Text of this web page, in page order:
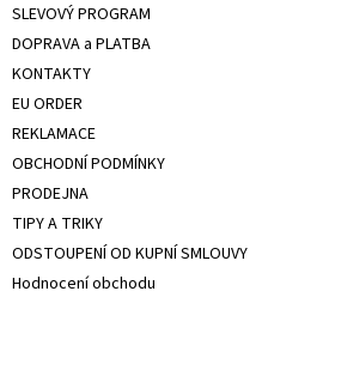
SLEVOVÝ PROGRAM
DOPRAVA a PLATBA
KONTAKTY
EU ORDER
REKLAMACE
OBCHODNÍ PODMÍNKY
PRODEJNA
TIPY A TRIKY
ODSTOUPENÍ OD KUPNÍ SMLOUVY
Hodnocení obchodu